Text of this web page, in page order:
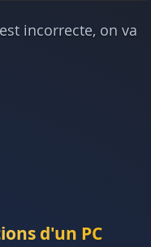
incorrecte, on va
d'un PC